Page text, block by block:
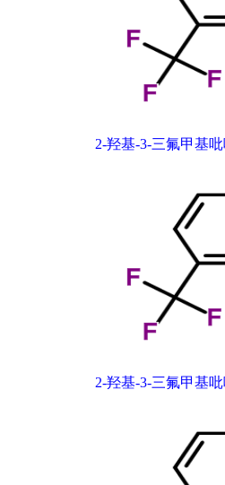
2-羟基-3-三氟甲基吡
2-羟基-3-三氟甲基吡